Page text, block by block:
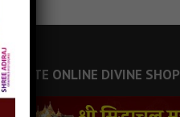
JAINSITE ONLINE DIVINE SHOP